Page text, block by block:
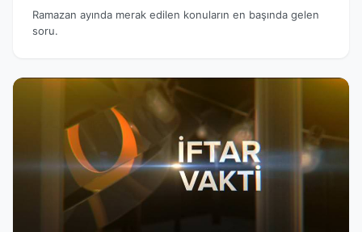
Ramazan ayında merak edilen konuların en başında gelen
soru.